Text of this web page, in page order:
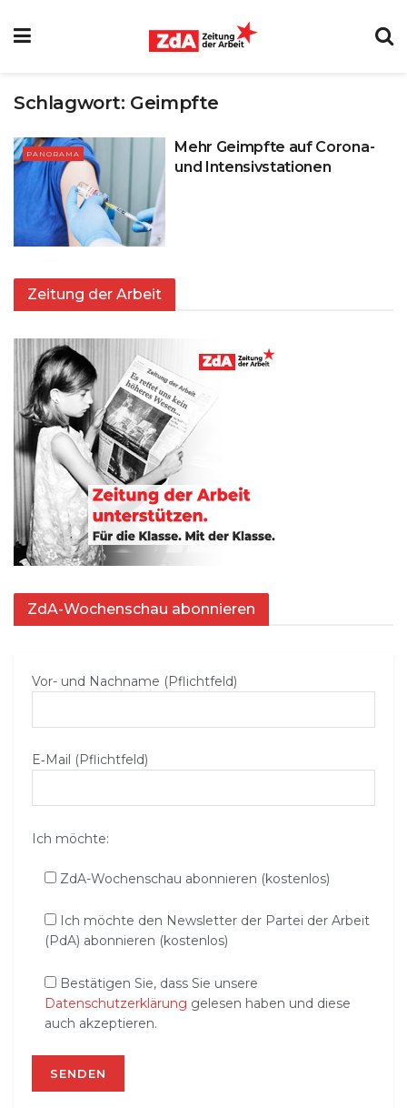
Schlagwort: Geimpfte
PANORAMA
Mehr Geimpfte auf Corona-
und Intensivstationen
Zeitung der Arbeit
ZdA-Wochenschau abonnieren
Vor- und Nachname (Pflichtfeld)
E‑Mail (Pflichtfeld)
Ich möchte:
ZdA-Wochenschau abonnieren (kostenlos)
Ich möchte den Newsletter der Partei der Arbeit
(PdA) abonnieren (kostenlos)
Bestätigen Sie, dass Sie unsere
Datenschutzerklärung gelesen haben und diese
auch akzeptieren.